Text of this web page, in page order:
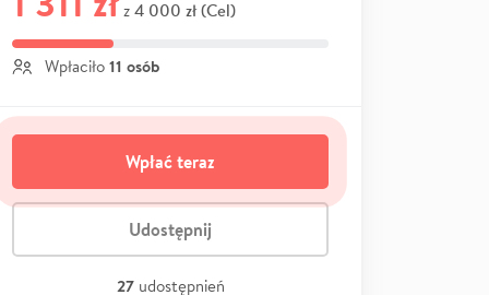
z 4 000 zł (Cel)
Wpłaciło 11 osób
Wpłać teraz
Udostępnij
27 udostępnień